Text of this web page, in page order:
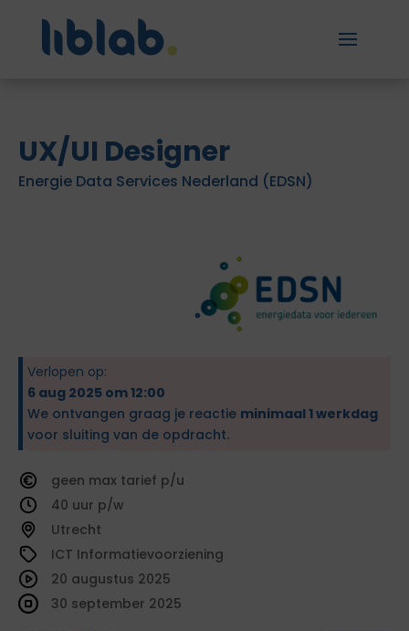
UX/UI Designer
Energie Data Services Nederland (EDSN)
Verlopen op:
6 aug 2025 om 12:00
We ontvangen graag je reactie minimaal 1 werkdag
voor sluiting van de opdracht.
geen
tarief
40
Utrecht
ICT Informatievoorziening
20 augustus 2025
30 september 2025